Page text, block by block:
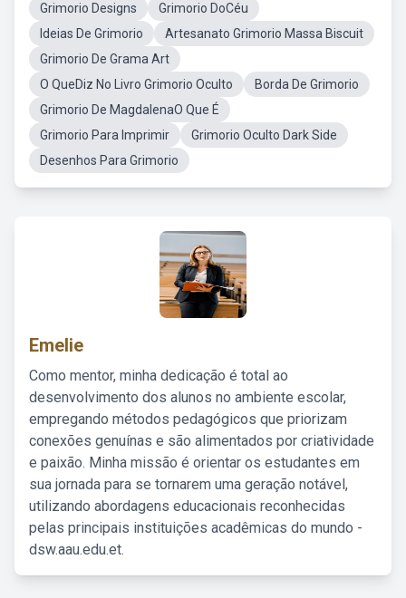
Grimorio Designs
Grimorio DoCéu
Ideias De Grimorio
Artesanato Grimorio Massa Biscuit
Grimorio De Grama Art
O QueDiz No Livro Grimorio Oculto
Borda De Grimorio
Grimorio De MagdalenaO Que É
Grimorio Para Imprimir
Grimorio Oculto Dark Side
Desenhos Para Grimorio
Emelie
Como mentor, minha dedicação é total ao
desenvolvimento dos alunos no ambiente escolar,
empregando métodos pedagógicos que priorizam
conexões genuínas e são alimentados por criatividade
e paixão. Minha missão é orientar os estudantes em
sua jornada para se tornarem uma geração notável,
utilizando abordagens educacionais reconhecidas
pelas principais instituições acadêmicas do mundo -
dsw.aau.edu.et.